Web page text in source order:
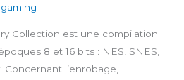
Collection est une compilation
8 et 16 bits : NES, SNES,
l’enrobage,